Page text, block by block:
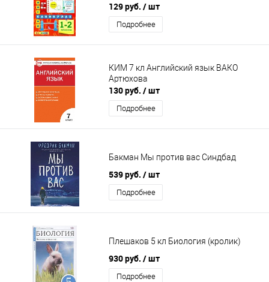
129 руб. / шт
Подробнее
КИМ 7 кл Английский язык ВАКО
Артюхова
130 руб. / шт
Подробнее
Бакман Мы против вас Синдбад
539 руб. / шт
Подробнее
Плешаков 5 кл Биология (кролик)
930 руб. / шт
Подробнее